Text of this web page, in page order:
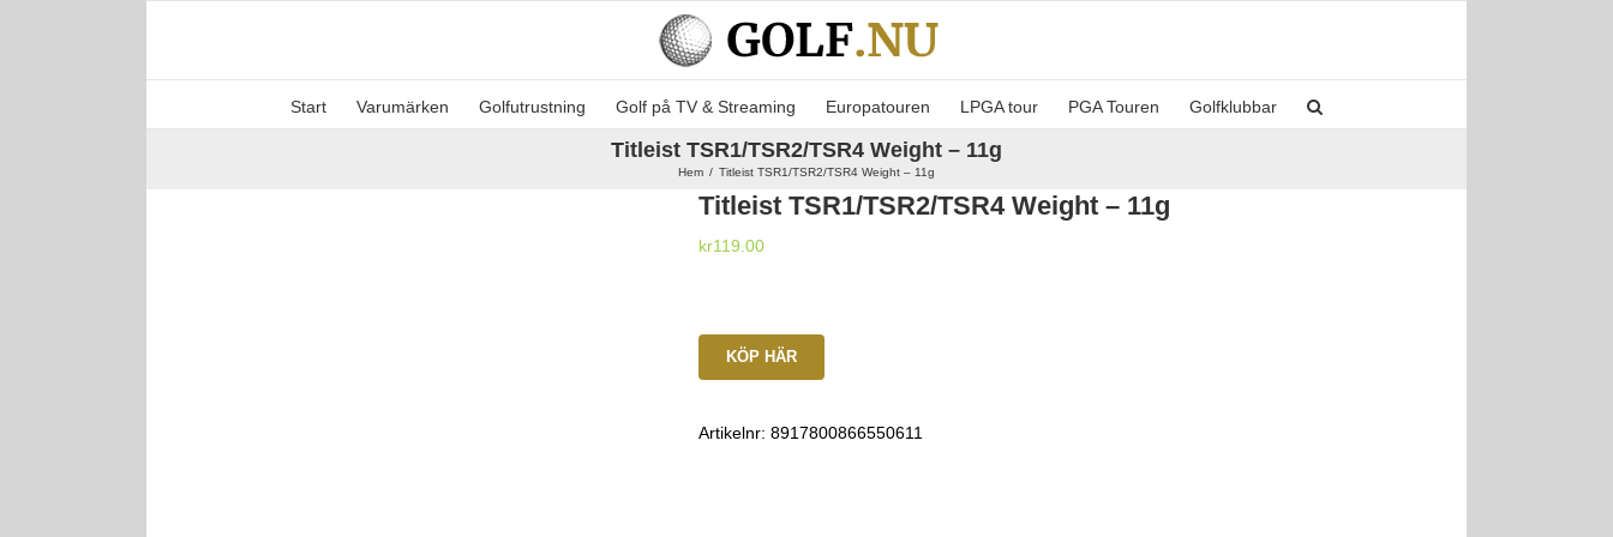
Start Varumärken Golfutrustning Golf på TV & Streaming Europatouren LPGA tour PGA Touren Golfklubbar
Titleist TSR1/TSR2/TSR4 Weight – 11g
Hem Titleist TSR1/TSR2/TSR4 Weight – 11g
Titleist TSR1/TSR2/TSR4 Weight – 11g
kr119.00
KÖP HÄR
Artikelnr: 8917800866550611